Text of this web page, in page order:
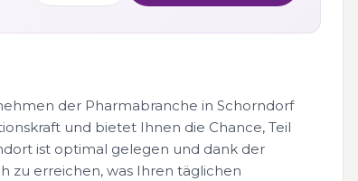
der Pharmabranche in Schorndorf
und bietet Ihnen die Chance, Teil
ist optimal gelegen und dank der
zu erreichen, was Ihren täglichen